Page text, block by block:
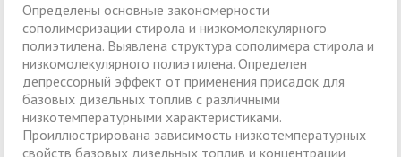
Определены основные закономерности
сополимеризации стирола и низкомолекулярного
полиэтилена. Выявлена структура сополимера стирола и
низкомолекулярного полиэтилена. Определен
депрессорный эффект от применения присадок для
базовых дизельных топлив с различными
низкотемпературными характеристиками.
Проиллюстрирована зависимость низкотемпературных
свойств базовых дизельных топлив и концентрации